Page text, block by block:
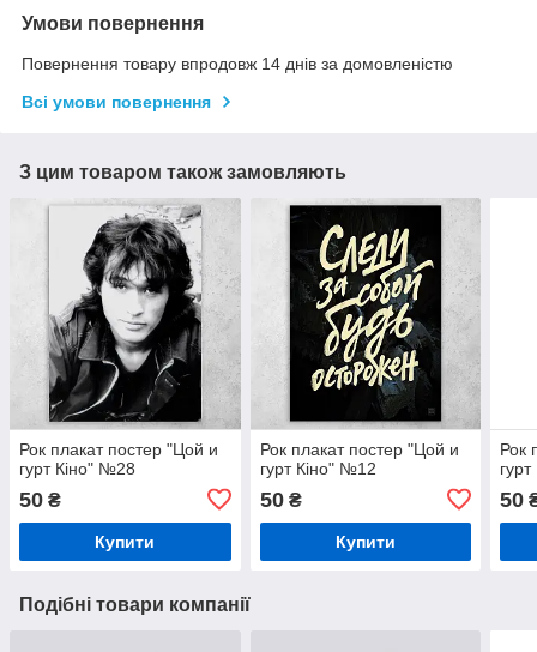
Умови повернення
Повернення товару впродовж 14 днів за домовленістю
Всі умови повернення
З цим товаром також замовляють
Рок плакат постер "Цой и
гурт Кіно" №28
50 ₴
Купити
Рок плакат постер "Цой и
гурт Кіно" №12
50₴
Купити
Рок
50
Подібні товари компанії